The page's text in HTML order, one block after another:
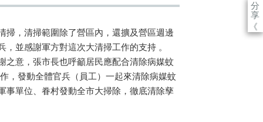
分
享
《
掃，清掃範圍除了營區內，還擴及營區週邊
並感謝軍方對這次大清掃工作的支持 。
意，張市長也呼籲居民應配合清除病媒蚊
發動全體官兵（員工）一起來清除病媒蚊
事單位、眷村發動全市大掃除，徹底清除孳